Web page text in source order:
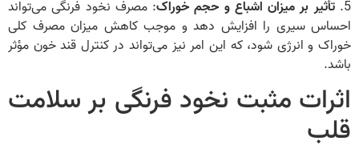
5. تأثیر بر میزان اشباع و حجم خوراک: مصرف نخود فرنگی می‌تواند
احساس سیری را افزایش دهد و موجب کاهش میزان مصرف کلی
خوراک و انرژی شود، که این امر نیز می‌تواند در کنترل قند خون مؤثر
باشد.
اثرات مثبت نخود فرنگی بر سلامت
قلب